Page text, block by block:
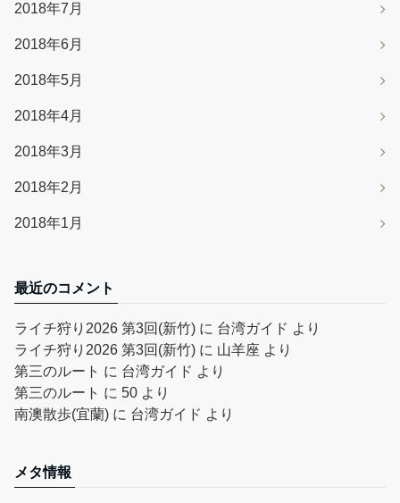
2018年7月
2018年6月
2018年5月
2018年4月
2018年3月
2018年2月
2018年1月
最近のコメント
ライチ狩り2026 第3回(新竹) に 台湾ガイド より
ライチ狩り2026 第3回(新竹) に 山羊座 より
第三のルート に 台湾ガイド より
第三のルート に 50 より
南澳散歩(宜蘭) に 台湾ガイド より
メタ情報